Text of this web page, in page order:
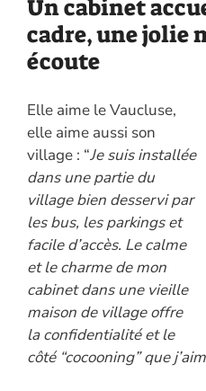
Un cabinet
cadre, une jolie
écoute
Elle aime le Vaucluse,
elle aime aussi son
village : “Je suis installée
dans une partie du
village bien desservi par
les bus, les parkings et
facile d’accès. Le calme
et le charme de mon
cabinet dans une vieille
maison de village offre
la confidentialité et le
côté “cocooning” que